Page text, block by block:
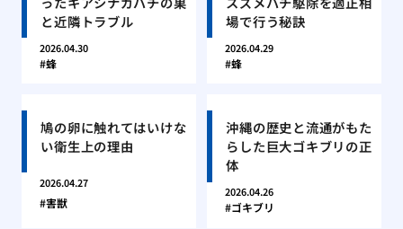
と近隣トラブル
2026.04.30
蜂
場で行う秘訣
2026.04.29
蜂
鳩の卵に触れてはいけな
い衛生上の理由
2026.04.27
害獣
沖縄の歴史と流通がもた
らした巨大ゴキブリの正
体
2026.04.26
ゴキブリ